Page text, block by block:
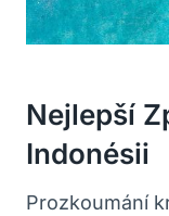
Nejlepší
Indonésii
Prozkoumání